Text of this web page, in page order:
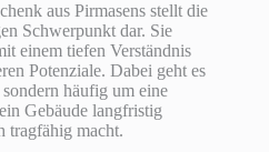
aus Pirmasens stellt die
Schwerpunkt dar. Sie
einem tiefen Verständnis
Potenziale. Dabei geht es
häufig um eine
Gebäude langfristig
tragfähig macht.